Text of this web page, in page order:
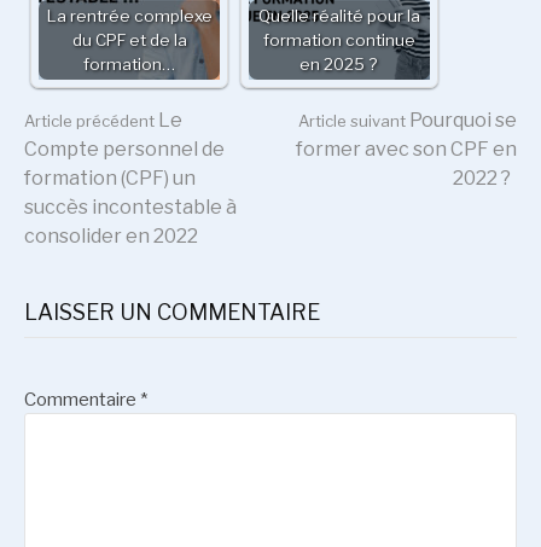
La rentrée complexe
du CPF et de la
formation…
Quelle réalité pour la
formation continue
en 2025 ?
Lire
la
suite
Article précédent Le
Compte personnel de
formation (CPF) un
succès incontestable à
consolider en 2022
Article suivant Pourquoi se
former avec son CPF en
2022 ?
LAISSER UN COMMENTAIRE
Commentaire *